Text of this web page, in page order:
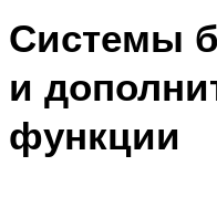
Системы
и
функции